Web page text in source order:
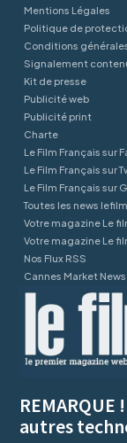
Mentions Légales
Politique de
Conditions
Signalement
Kit de presse
Publicité web
Publicité print
Charte
Le Film Français sur
Le Film Français sur
Le Film Français sur
Toutes les news
Votre magazine Le
Votre magazine Le
Nos Flux RSS
Cannes Market
autres